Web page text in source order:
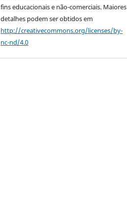
fins educacionais e não-comerciais. Maiores
detalhes podem ser obtidos em
http://creativecommons.org/licenses/by-
nc-nd/4.0